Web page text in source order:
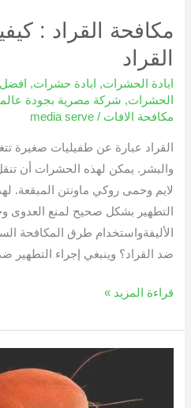
مكافحة القراد :
القراد
ابادة الحشرات, ابادة حشرات,
الحشرات, شركة مصرية بجودة
مكافحة الافات /
media serve
القراد عبارة عن طفيليات صغيرة
والبشر. يمكن لهذه الحشرات أن
لايم وحمى روكي ماونتن المبقعة.
التطهير بشكل صحيح لمنع العدوى
الأليفةواستخدام طرق المكافحة
ضد القراد؟ وينبغي إجراء التطهير
قراءة المزيد »
مكافحته